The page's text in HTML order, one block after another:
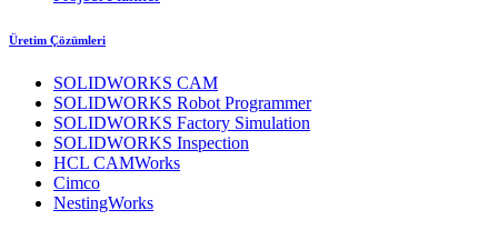
Üretim Çözümleri
SOLIDWORKS CAM
SOLIDWORKS Robot Programmer
SOLIDWORKS Factory Simulation
SOLIDWORKS Inspection
HCL CAMWorks
Cimco
NestingWorks